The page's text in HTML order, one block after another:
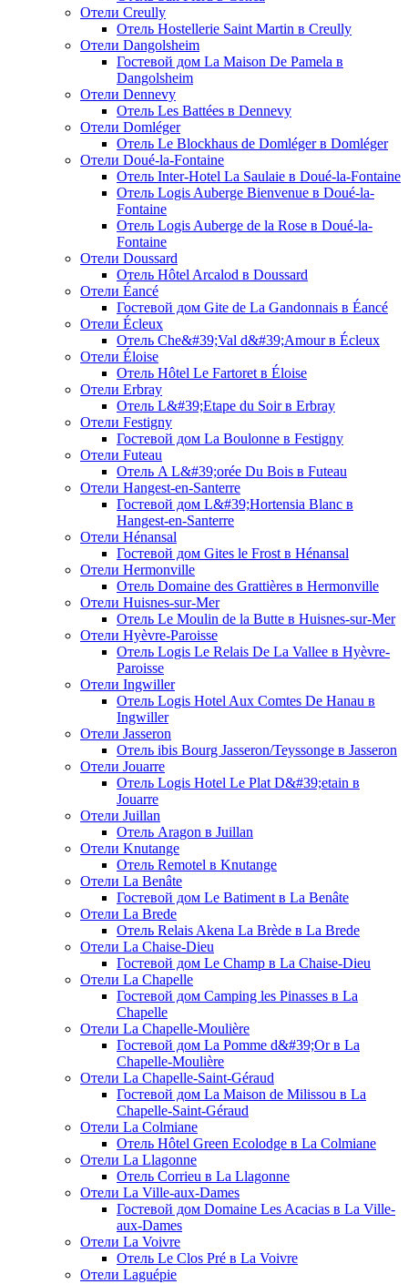
Отели Creully
Отель Hostellerie Saint Martin в Creully
Отели Dangolsheim
Гостевой дом La Maison De Pamela в
Dangolsheim
Отели Dennevy
Отель Les Battées в Dennevy
Отели Domléger
Отель Le Blockhaus de Domléger в Domléger
Отели Doué-la-Fontaine
Отель Inter-Hotel La Saulaie в Doué-la-Fontaine
Отель Logis Auberge Bienvenue в Doué-la-
Fontaine
Отель Logis Auberge de la Rose в Doué-la-
Fontaine
Отели Doussard
Отель Hôtel Arcalod в Doussard
Отели Éancé
Гостевой дом Gite de La Gandonnais в Éancé
Отели Écleux
Отель Che&#39;Val d&#39;Amour в Écleux
Отели Éloise
Отель Hôtel Le Fartoret в Éloise
Отели Erbray
Отель L&#39;Etape du Soir в Erbray
Отели Festigny
Гостевой дом La Boulonne в Festigny
Отели Futeau
Отель A L&#39;orée Du Bois в Futeau
Отели Hangest-en-Santerre
Гостевой дом L&#39;Hortensia Blanc в
Hangest-en-Santerre
Отели Hénansal
Гостевой дом Gites le Frost в Hénansal
Отели Hermonville
Отель Domaine des Grattières в Hermonville
Отели Huisnes-sur-Mer
Отель Le Moulin de la Butte в Huisnes-sur-Mer
Отели Hyèvre-Paroisse
Отель Logis Le Relais De La Vallee в Hyèvre-
Paroisse
Отели Ingwiller
Отель Logis Hotel Aux Comtes De Hanau в
Ingwiller
Отели Jasseron
Отель ibis Bourg Jasseron/Teyssonge в Jasseron
Отели Jouarre
Отель Logis Hotel Le Plat D&#39;etain в
Jouarre
Отели Juillan
Отель Aragon в Juillan
Отели Knutange
Отель Remotel в Knutange
Отели La Benâte
Гостевой дом Le Batiment в La Benâte
Отели La Brede
Отель Relais Akena La Brède в La Brede
Отели La Chaise-Dieu
Гостевой дом Le Champ в La Chaise-Dieu
Отели La Chapelle
Гостевой дом Camping les Pinasses в La
Chapelle
Отели La Chapelle-Moulière
Гостевой дом La Pomme d&#39;Or в La
Chapelle-Moulière
Отели La Chapelle-Saint-Géraud
Гостевой дом La Maison de Milissou в La
Chapelle-Saint-Géraud
Отели La Colmiane
Отель Hôtel Green Ecolodge в La Colmiane
Отели La Llagonne
Отель Corrieu в La Llagonne
Отели La Ville-aux-Dames
Гостевой дом Domaine Les Acacias в La Ville-
aux-Dames
Отели La Voivre
Отель Le Clos Pré в La Voivre
Отели Laguépie